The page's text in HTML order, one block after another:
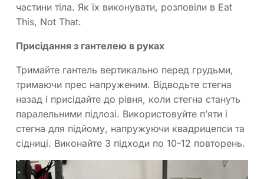
частини тіла. Як їх виконувати, розповіли в Eat
This, Not That.
Присідання з гантелею в руках
Тримайте гантель вертикально перед грудьми,
тримаючи прес напруженим. Відводьте стегна
назад і присідайте до рівня, коли стегна стануть
паралельними підлозі. Використовуйте п’яти і
стегна для підйому, напружуючи квадрицепси та
сідниці. Виконайте 3 підходи по 10-12 повторень.